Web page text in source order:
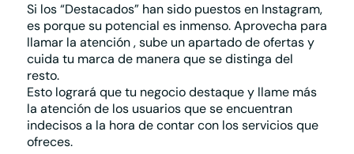
Si los “Destacados” han sido puestos en Instagram,
es porque su potencial es inmenso. Aprovecha para
llamar la atención, sube un apartado de ofertas y
cuida tu marca de manera que se distinga del
resto.
Esto logrará que tu negocio destaque y llame más
la atención de los usuarios que se encuentran
indecisos a la hora de contar con los servicios que
ofreces.